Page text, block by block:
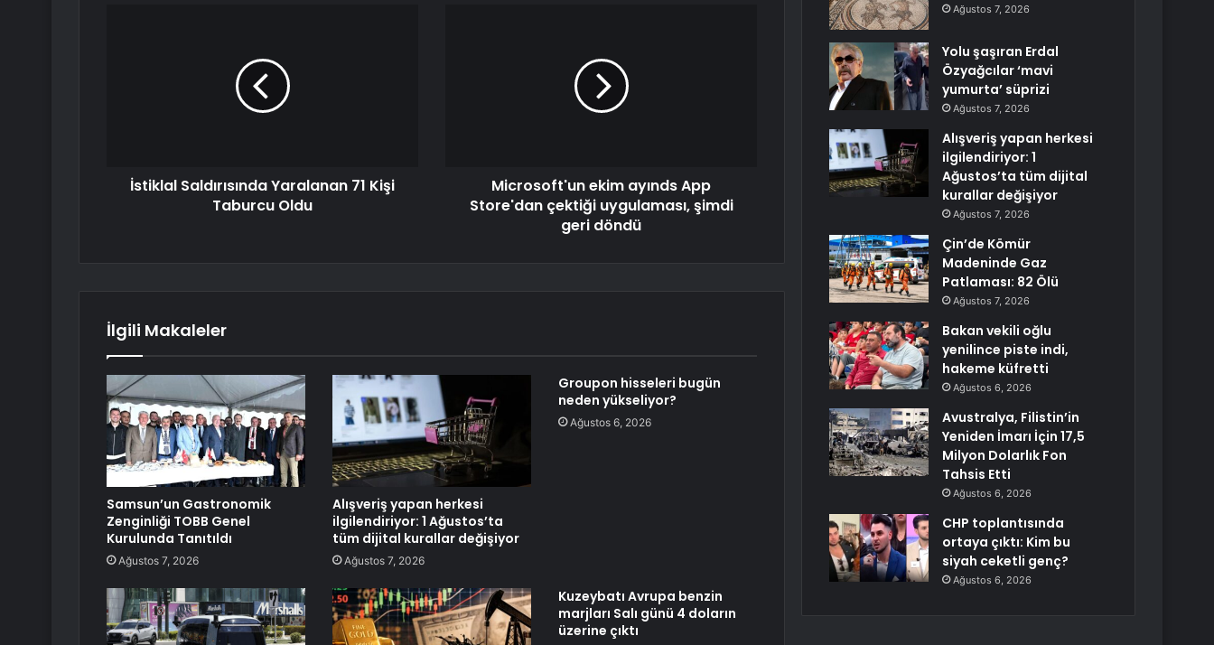
İstiklal Saldırısında Yaralanan 71 Kişi
Taburcu Oldu
Microsoft'un ekim ayınds App
Store'dan çektiği uygulaması, şimdi
geri döndü
İlgili Makaleler
Samsun’un Gastronomik
Zenginliği TOBB Genel
Kurulunda Tanıtıldı
Ağustos 7, 2026
Alışveriş yapan herkesi
ilgilendiriyor: 1 Ağustos’ta
tüm dijital kurallar değişiyor
Ağustos 7, 2026
Groupon hisseleri bugün
neden yükseliyor?
Ağustos 6, 2026
Kuzeybatı Avrupa benzin
marjları Salı günü 4 doların
üzerine çıktı
Ağustos 7, 2026
Yolu şaşıran Erdal
Özyağcılar ‘mavi
yumurta’ süprizi
Ağustos 7, 2026
Alışveriş yapan herkesi
ilgilendiriyor: 1
Ağustos’ta tüm dijital
kurallar değişiyor
Ağustos 7, 2026
Çin’de Kömür
Madeninde Gaz
Patlaması: 82 Ölü
Ağustos 7, 2026
Bakan vekili oğlu
yenilince piste indi,
hakeme küfretti
Ağustos 6, 2026
Avustralya, Filistin’in
Yeniden İmarı İçin 17,5
Milyon Dolarlık Fon
Tahsis Etti
Ağustos 6, 2026
CHP toplantısında
ortaya çıktı: Kim bu
siyah ceketli genç?
Ağustos 6, 2026